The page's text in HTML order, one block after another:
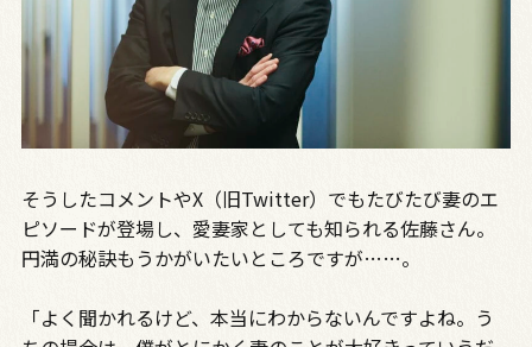
そうしたコメントやX（旧Twitter）でもたびたび妻のエ
ピソードが登場し、愛妻家としても知られる佐藤さん。
円満の秘訣もうかがいたいところですが……。
「よく聞かれるけど、本当にわからないんですよね。う